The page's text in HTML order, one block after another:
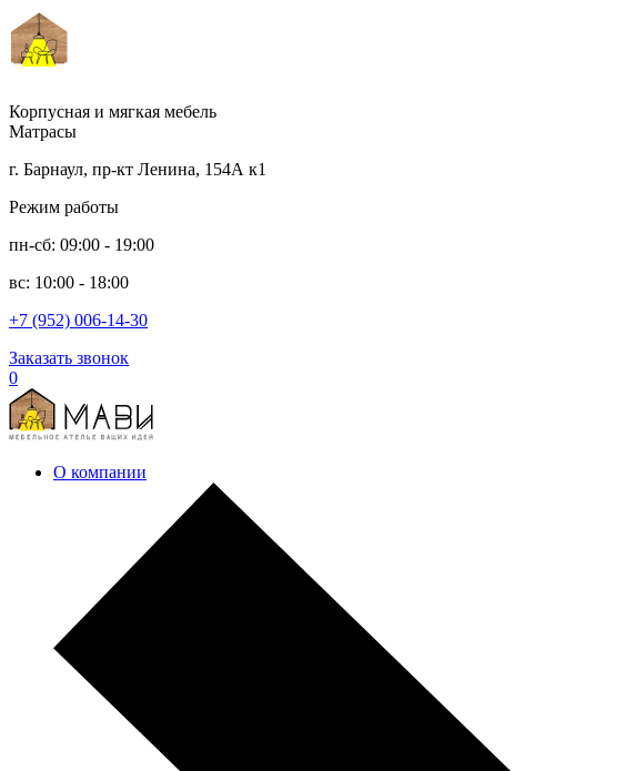
Корпусная и мягкая мебель
Матрасы
г. Барнаул, пр-кт Ленина, 154А к1
Режим работы
пн-сб: 09:00 - 19:00
вс: 10:00 - 18:00
+7 (952) 006-14-30
Заказать звонок
0
О компании